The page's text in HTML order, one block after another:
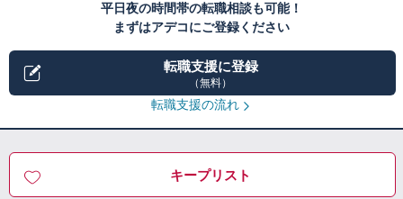
平日夜の時間帯の転職相談も可能！
まずはアデコにご登録ください
転職支援に登録
（無料）
転職支援の流れ
キープリスト